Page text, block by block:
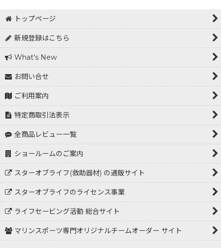
並び順:
トップページ
新規登録はこちら
What's New
お問い合せ
ご利用案内
特定商取引法表示
全商品レビュー一覧
ショールームのご案内
スターオブライフ(救助器材) の通販サイト
スターオブライフのライセンス事業
ライフセービング活動 総合サイト
マリンスポーツ専門オリジナルチームオーダー サイト